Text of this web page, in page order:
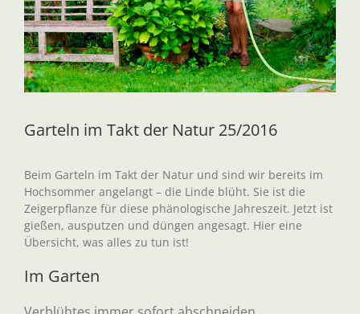
Garteln im Takt der Natur 25/2016
Beim Garteln im Takt der Natur und sind wir bereits im
Hochsommer angelangt – die Linde blüht. Sie ist die
Zeigerpflanze für diese phänologische Jahreszeit. Jetzt ist
gießen, ausputzen und düngen angesagt. Hier eine
Übersicht, was alles zu tun ist!
Im Garten